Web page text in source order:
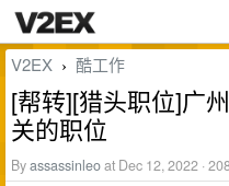
V2EX › 酷工作
[帮转][猎头职位]广
关的职位
Byassassinleoat Dec 12, 2022 ·